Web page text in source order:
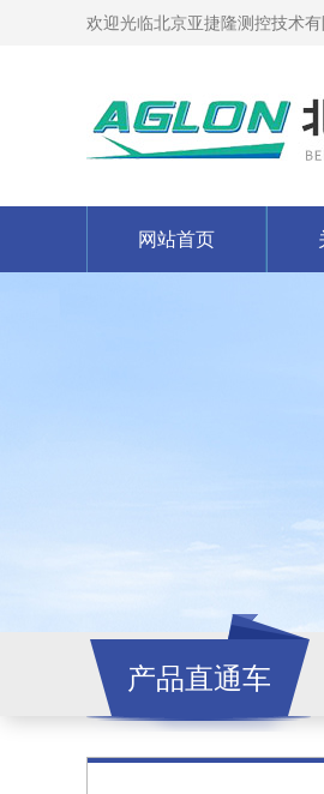
欢迎光临北京亚捷隆测控技术有
网站首页
产品直通车